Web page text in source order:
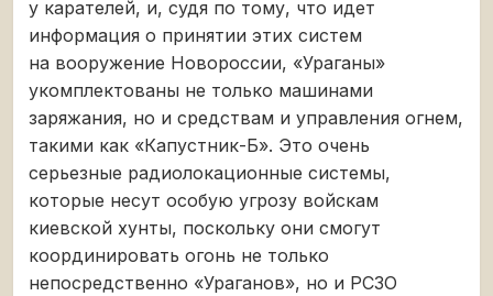
у карателей, и, судя по тому, что идет
информация о принятии этих систем
на вооружение Новороссии, «Ураганы»
укомплектованы не только машинами
заряжания, но и средствам и управления огнем,
такими как «Капустник-Б». Это очень
серьезные радиолокационные системы,
которые несут особую угрозу войскам
киевской хунты, поскольку они смогут
координировать огонь не только
непосредственно «Ураганов», но и РСЗО